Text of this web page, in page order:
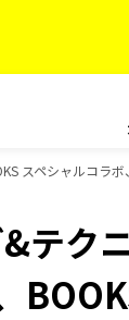
スペシャルコラ
テク